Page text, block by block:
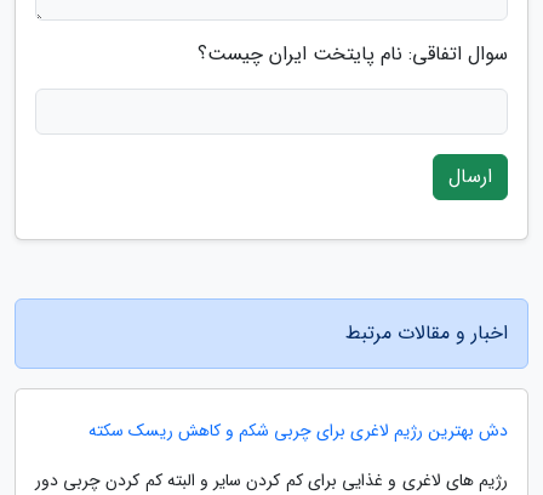
سوال اتفاقی: نام پایتخت ایران چیست؟
ارسال
اخبار و مقالات مرتبط
دش بهترین رژیم لاغری برای چربی شکم و کاهش ریسک سکته
رژیم های لاغری و غذایی برای کم کردن سایر و البته کم کردن چربی دور